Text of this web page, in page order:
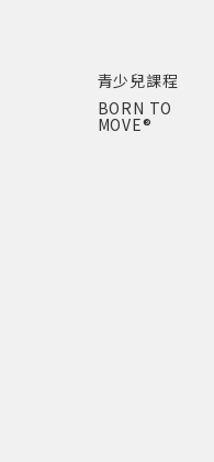
青少兒課程
BORN TO
MOVE®